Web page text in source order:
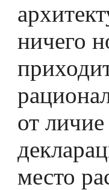
ничего
от­
место